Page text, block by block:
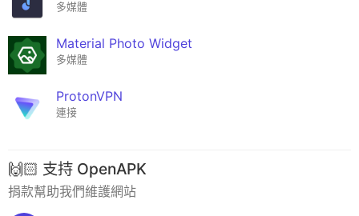
多媒體
Material Photo Widget
多媒體
ProtonVPN
連接
🙌🏻 支持 OpenAPK
捐款幫助我們維護網站